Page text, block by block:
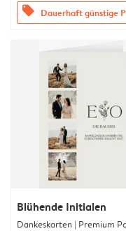
offers Dauerhaft günstige
Blühende Initialen
Dankeskarten | Premium